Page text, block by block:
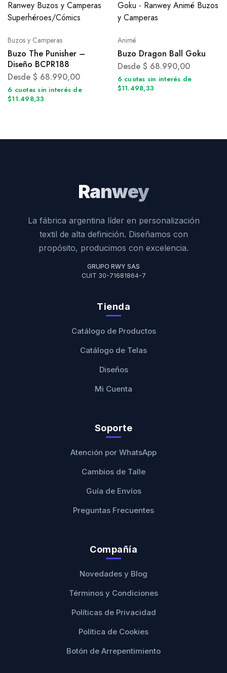
Buzos y Camperas
Buzo The Punisher –
Diseño BCPR188
Desde $ 68.990,00
6 cuotas sin interés de
$11.498,33
Animé
Buzo Dragon Ball Goku
Desde $ 68.990,00
6 cuotas sin interés de
$11.498,33
Ranwey
La fábrica argentina líder en personalización
textil de alta definición. Diseñamos con
propósito, producimos con excelencia.
GRUPO RWY SAS
CUIT 30-71681864-7
Tienda
Catálogo de Productos
Catálogo de Telas
Diseños
Mi Cuenta
Soporte
Atención por WhatsApp
Cambios de Talle
Guía de Envíos
Preguntas Frecuentes
Compañía
Novedades y Blog
Términos y Condiciones
Políticas de Privacidad
Política de Cookies
Botón de Arrepentimiento